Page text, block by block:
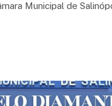
Municipal de